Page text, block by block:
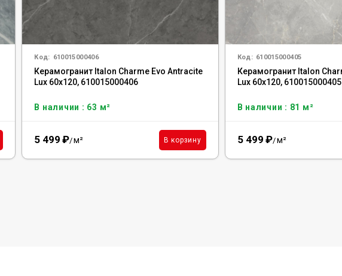
Код: 610015000406
Керамогранит Italon Charme Evo Antracite
Lux 60x120, 610015000406
В наличии : 63 м²
5 499 ₽/м² В корзину
Код: 610015000405
Керамогранит Italon
Lux 60x120, 610015000405
В наличии : 81 м²
5 499 ₽/м²